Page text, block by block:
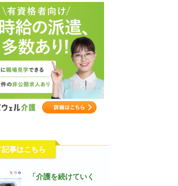
事はこちら
「介護を続けていく